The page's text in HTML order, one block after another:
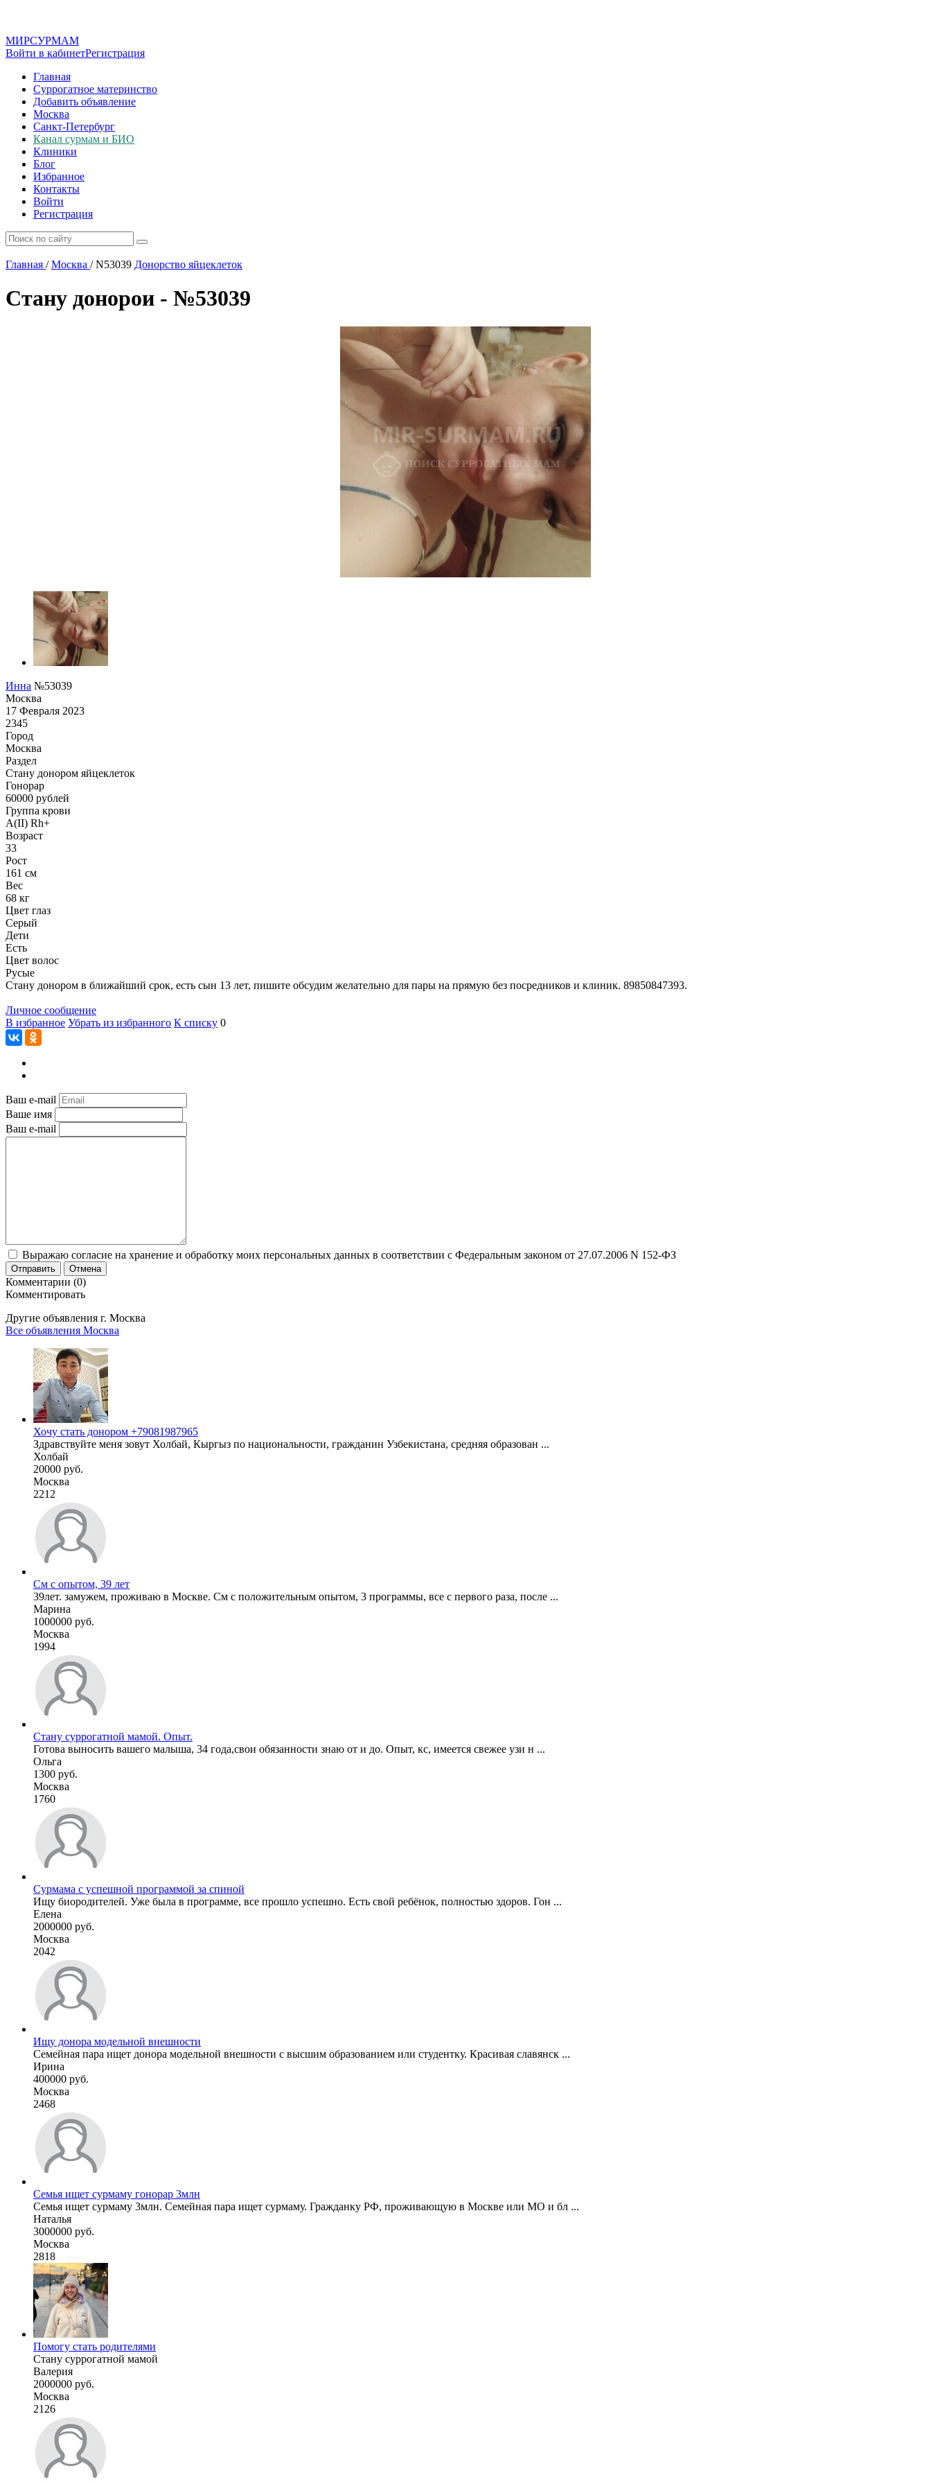
МИРСУРМАМ
Войти в кабинетРегистрация
Главная
Суррогатное материнство
Добавить объявление
Москва
Санкт-Петербург
Канал сурмам и БИО
Клиники
Блог
Избранное
Контакты
Войти
Регистрация
Главная / Москва /N53039 Донорство яйцеклеток
Стану донорои - №53039
Инна №53039
Москва
17 Февраля 2023
2345
Город
Москва
Раздел
Стану донором яйцеклеток
Гонoрар
60000 рублей
Группа крови
A(II) Rh+
Возраст
33
Рост
161 см
Вес
68 кг
Цвет глаз
Серый
Дети
Есть
Цвет волос
Русые
Стану донором в ближайший срок, есть сын 13 лет, пишите обсудим желательно для пары на прямую без посредников и клиник. 89850847393.
Личное сообщение
В избранное Убрать из избранного К списку 0
Ваш e-mail
Ваше имя
Ваш e-mail
Выражаю согласие на хранение и обработку моих персональных данных в соответствии с Федеральным законом от 27.07.2006 N 152-ФЗ
Отправить Отмена
Комментарии (0)
Комментировать
Другие объявления г. Москва
Все объявления Москва
Хочу стать донором +79081987965
Здравствуйте меня зовут Холбай, Кыргыз по национальности, гражданин Узбекистана, средняя образован ...
Холбай
20000 руб.
Москва
2212
См с опытом, 39 лет
39лет. замужем, проживаю в Москве. См с положительным опытом, 3 программы, все с первого раза, после ...
Марина
1000000 руб.
Москва
1994
Стану суррогатной мамой. Опыт.
Готова выносить вашего малыша, 34 года,свои обязанности знаю от и до. Опыт, кс, имеется свежее узи н ...
Ольга
1300 руб.
Москва
1760
Сурмама с успешной программой за спиной
Ищу биородителей. Уже была в программе, все прошло успешно. Есть свой ребёнок, полностью здоров. Гон ...
Елена
2000000 руб.
Москва
2042
Ищу донора модельной внешности
Семейная пара ищет донора модельной внешности с высшим образованием или студентку. Красивая славянск ...
Ирина
400000 руб.
Москва
2468
Семья ищет сурмаму гонорар 3млн
Семья ищет сурмаму 3млн. Семейная пара ищет сурмаму. Гражданку РФ, проживающую в Москве или МО и бл ...
Наталья
3000000 руб.
Москва
2818
Помогу стать родителями
Стану суррогатной мамой
Валерия
2000000 руб.
Москва
2126